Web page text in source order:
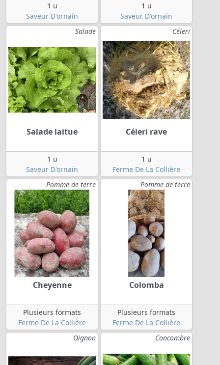
1 u
Saveur D'ornain
1 u
Saveur D'ornain
Salade
Salade laitue
1 u
Saveur D'ornain
Céleri
Céleri rave
1 u
Ferme De La Collière
Pomme de terre
Cheyenne
Plusieurs formats
Ferme De La Collière
Pomme de terre
Colomba
Plusieurs formats
Ferme De La Collière
Oignon
Concombre